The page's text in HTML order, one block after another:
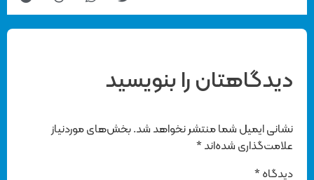
دیدگاهتان را بنویسید
نشانی ایمیل شما منتشر نخواهد شد. بخش‌های موردنیاز
علامت‌گذاری شده‌اند*
دیدگاه*